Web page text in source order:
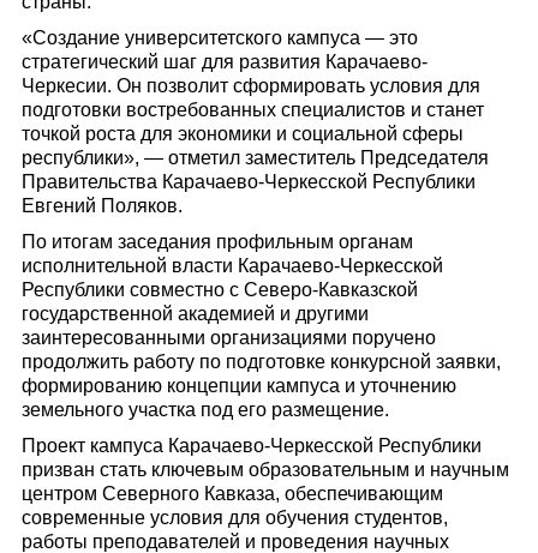
«Создание университетского кампуса — это
стратегический шаг для развития Карачаево-
Черкесии. Он позволит сформировать условия для
подготовки востребованных специалистов и станет
точкой роста для экономики и социальной сферы
республики», — отметил заместитель Председателя
Правительства Карачаево-Черкесской Республики
Евгений Поляков.
По итогам заседания профильным органам
исполнительной власти Карачаево-Черкесской
Республики совместно с Северо-Кавказской
государственной академией и другими
заинтересованными организациями поручено
продолжить работу по подготовке конкурсной заявки,
формированию концепции кампуса и уточнению
земельного участка под его размещение.
Проект кампуса Карачаево-Черкесской Республики
призван стать ключевым образовательным и научным
центром Северного Кавказа, обеспечивающим
современные условия для обучения студентов,
работы преподавателей и проведения научных